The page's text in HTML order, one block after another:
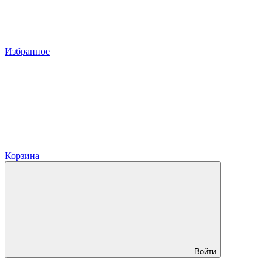
Избранное
Корзина
Войти